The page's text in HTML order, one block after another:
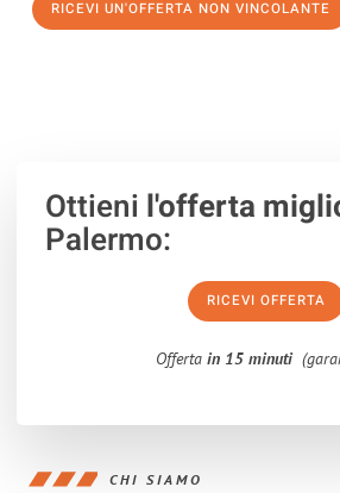
RICEVI UN'OFFERTA NON VINCOLANTE
Ottieni l'offerta
Palermo:
RICEVI OFFERTA
Offerta in 15 minuti
CHI SIAMO